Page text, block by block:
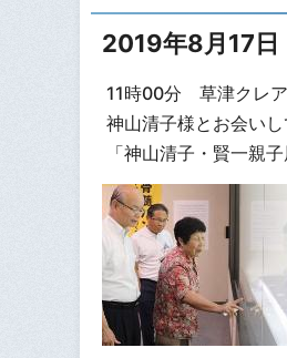
2019年8月17日
11時00分 草津クレア
神山清子様とお会い
「神山清子・賢一親